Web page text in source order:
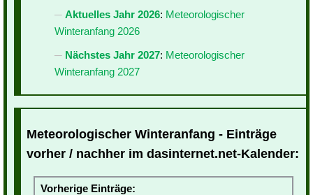
Aktuelles Jahr 2026: Meteorologischer
Winteranfang 2026
Nächstes Jahr 2027: Meteorologischer
Winteranfang 2027
Meteorologischer Winteranfang - Einträge
vorher / nachher im dasinternet.net-Kalender:
Vorherige Einträge: